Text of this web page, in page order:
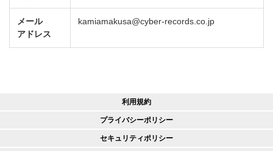
メール
アドレス
kamiamakusa@cyber-records.co.jp
利用規約
プライバシーポリシー
セキュリティポリシー